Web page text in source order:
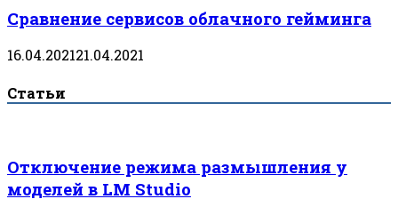
Сравнение сервисов облачного гейминга
16.04.202121.04.2021
Статьи
Отключение режима размышления у
моделей в LM Studio